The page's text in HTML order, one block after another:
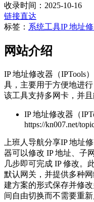
收录时间：2025-10-16
链接直达
标签： 系统工具IP 地址修
网站介绍
IP 地址修改器（IPTools
具，主要用于方便地进
该工具支持多网卡，并
IP 地址修改器（
https://kn007.net/
上班人导航分享IP 地址
器可以修改 IP 地址、子
几步即可完成 IP 修改。
默认网关，并提供多种
建方案的形式保存并修
间自由切换而不需要重新